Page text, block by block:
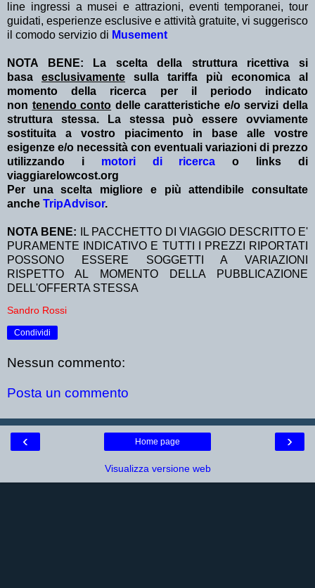
line ingressi a musei e attrazioni, eventi temporanei, tour
guidati, esperienze esclusive e attività gratuite, vi suggerisco
il comodo servizio di Musement
NOTA BENE: La scelta della struttura ricettiva si
basa esclusivamente sulla tariffa più economica al
momento della ricerca per il periodo indicato
non tenendo conto delle caratteristiche e/o servizi della
struttura stessa. La stessa può essere ovviamente
sostituita a vostro piacimento in base alle vostre
esigenze e/o necessità con eventuali variazioni di prezzo
utilizzando i motori di ricerca o links di
viaggiarelowcost.org
Per una scelta migliore e più attendibile consultate
anche TripAdvisor.
NOTA BENE:
IL PACCHETTO DI VIAGGIO DESCRITTO E'
PURAMENTE INDICATIVO E TUTTI I PREZZI RIPORTATI
POSSONO ESSERE SOGGETTI A VARIAZIONI
RISPETTO AL MOMENTO DELLA PUBBLICAZIONE
DELL'OFFERTA STESSA
Sandro Rossi
Condividi
Nessun commento:
Posta un commento
‹ ›
Home page
Visualizza versione web